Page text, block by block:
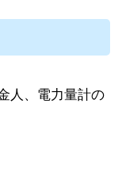
人、電力量計の